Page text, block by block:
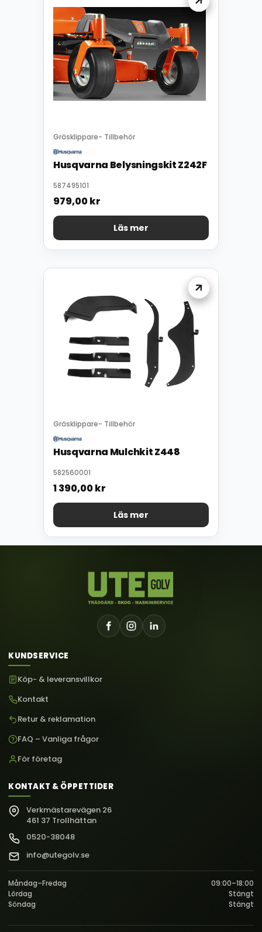
Gräsklippare- Tillbehör
Husqvarna Belysningskit Z242F
587495101
979,00kr
Läs mer
Gräsklippare- Tillbehör
Husqvarna Mulchkit Z448
582560001
1 390,00kr
Läs mer
KUNDSERVICE
Köp- & leveransvillkor
Kontakt
Retur & reklamation
FAQ – Vanliga frågor
För företag
KONTAKT & ÖPPETTIDER
Verkmästarevägen 26
461 37 Trollhättan
0520-38048
info@utegolv.se
Måndag–Fredag
09:00–18:00
Lördag
Stängt
Söndag
Stängt